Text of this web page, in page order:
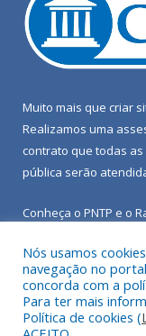
Muito mais que criar
Realizamos uma
contrato que todas
pública serão
Conheça o PNTP e o
Todos os direitos
Nós usamos
navegação no
concorda com a
Para ter mais
Política de cookies (